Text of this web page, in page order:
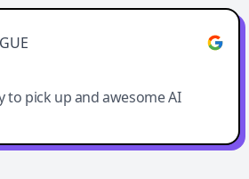
to pick up and awesome AI